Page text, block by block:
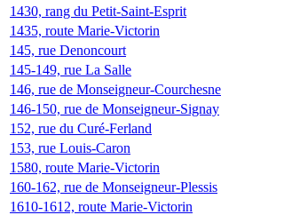
1430, rang du Petit-Saint-Esprit
1435, route Marie-Victorin
145, rue Denoncourt
145-149, rue La Salle
146, rue de Monseigneur-Courchesne
146-150, rue de Monseigneur-Signay
152, rue du Curé-Ferland
153, rue Louis-Caron
1580, route Marie-Victorin
160-162, rue de Monseigneur-Plessis
1610-1612, route Marie-Victorin